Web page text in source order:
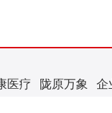
医疗 陇原万象 企